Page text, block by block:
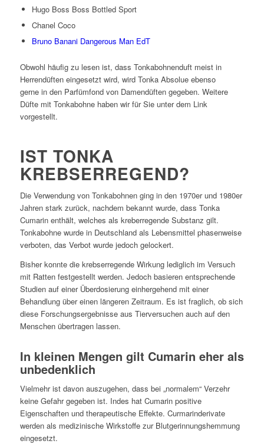
Hugo Boss Boss Bottled Sport
Chanel Coco
Bruno Banani Dangerous Man EdT
Obwohl häufig zu lesen ist, dass Tonkabohnenduft meist in
Herrendüften eingesetzt wird, wird Tonka Absolue ebenso
gerne in den Parfümfond von Damendüften gegeben. Weitere
Düfte mit Tonkabohne haben wir für Sie unter dem Link
vorgestellt.
IST TONKA
KREBSERREGEND?
Die Verwendung von Tonkabohnen ging in den 1970er und 1980er
Jahren stark zurück, nachdem bekannt wurde, dass Tonka
Cumarin enthält, welches als kreberregende Substanz gilt.
Tonkabohne wurde in Deutschland als Lebensmittel phasenweise
verboten, das Verbot wurde jedoch gelockert.
Bisher konnte die krebserregende Wirkung lediglich im Versuch
mit Ratten festgestellt werden. Jedoch basieren entsprechende
Studien auf einer Überdosierung einhergehend mit einer
Behandlung über einen längeren Zeitraum. Es ist fraglich, ob sich
diese Forschungsergebnisse aus Tierversuchen auch auf den
Menschen übertragen lassen.
In kleinen Mengen gilt Cumarin eher als
unbedenklich
Vielmehr ist davon auszugehen, dass bei „normalem“ Verzehr
keine Gefahr gegeben ist. Indes hat Cumarin positive
Eigenschaften und therapeutische Effekte. Curmarinderivate
werden als medizinische Wirkstoffe zur Blutgerinnungshemmung
eingesetzt.